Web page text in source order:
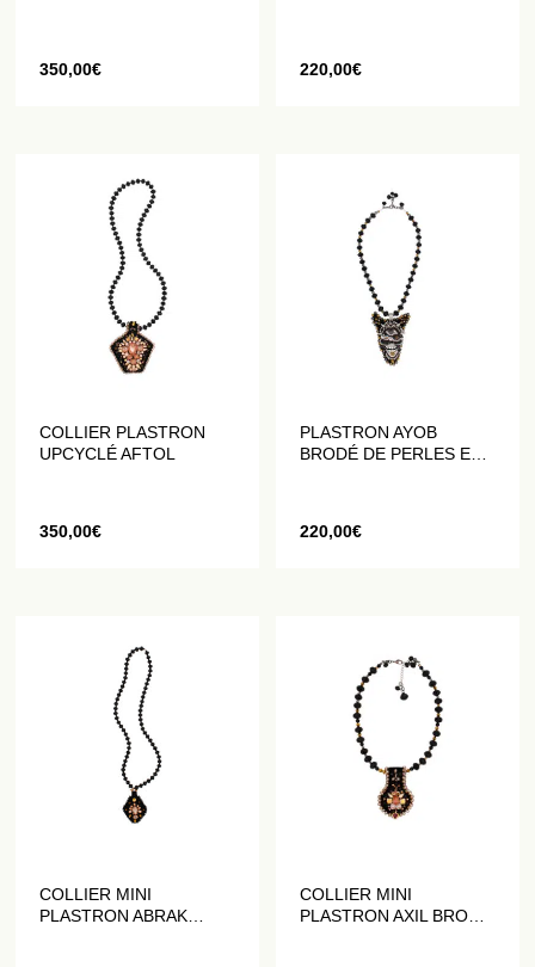
350,00€ 220,00€
COLLIER PLASTRON
UPCYCLÉ AFTOL
350,00€
PLASTRON AYOB
BRODÉ DE PERLES ET
220,00€
COLLIER MINI
PLASTRON ABRAK
COLLIER MINI
PLASTRON AXIL BRODÉ